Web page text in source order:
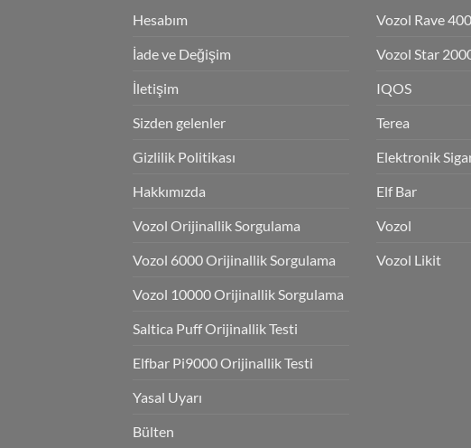
Hesabım
İade ve Değişim
İletişim
Sizden gelenler
Gizlilik Politikası
Hakkımızda
Vozol Orijinallik Sorgulama
Vozol 6000 Orijinallik Sorgulama
Vozol 10000 Orijinallik Sorgulama
Saltica Puff Orijinallik Testi
Elfbar Pi9000 Orijinallik Testi
Yasal Uyarı
Bülten
Vozol Rave
Vozol Star
IQOS
Terea
Elektronik
Elf Bar
Vozol
Vozol Likit